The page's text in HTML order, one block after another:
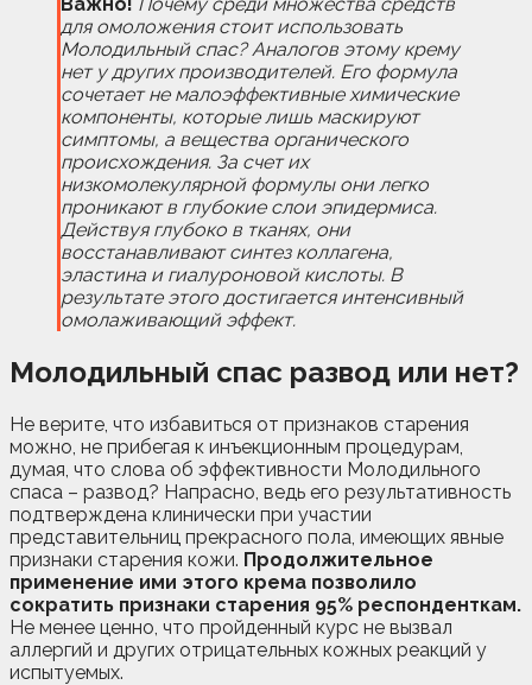
для омоложения стоит использовать
Молодильный спас? Аналогов этому крему
нет у других производителей. Его формула
сочетает не малоэффективные химические
компоненты, которые лишь маскируют
симптомы, а вещества органического
происхождения. За счет их
низкомолекулярной формулы они легко
проникают в глубокие слои эпидермиса.
Действуя глубоко в тканях, они
восстанавливают синтез коллагена,
эластина и гиалуроновой кислоты. В
результате этого достигается интенсивный
омолаживающий эффект.
Молодильный спас развод или нет?
Не верите, что избавиться от признаков старения
можно, не прибегая к инъекционным процедурам,
думая, что слова об эффективности Молодильного
спаса – развод? Напрасно, ведь его результативность
подтверждена клинически при участии
представительниц прекрасного пола, имеющих явные
признаки старения кожи. Продолжительное
применение ими этого крема позволило
сократить признаки старения 95% респонденткам.
Не менее ценно, что пройденный курс не вызвал
аллергий и других отрицательных кожных реакций у
испытуемых.